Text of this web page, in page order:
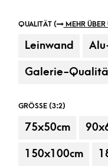
QUALITÄT ( MEHR ÜBER
Leinwand
Galerie-
GRÖSSE (3:2)
75x50cm
150x100cm